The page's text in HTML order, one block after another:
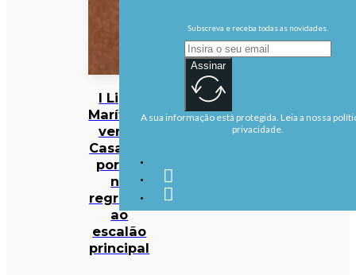
I Liga:
Marítimo
vence
Casa Pia
por 1-0
no
regresso
ao
escalão
principal
Subscreva e receba todas as novidades.
Assinar
A sua informação está protegida. Leia a nossa
privacidade.